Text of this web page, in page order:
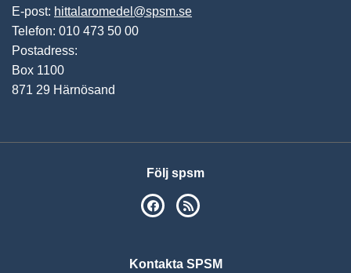
E-post: hittalaromedel@spsm.se
Telefon: 010 473 50 00
Postadress:
Box 1100
871 29 Härnösand
Följ spsm
SPSM på Facebook
Kontakta SPSM